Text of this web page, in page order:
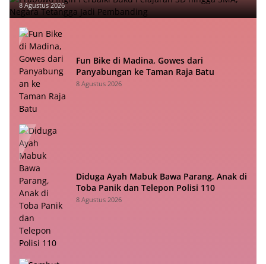
8 Agustus 2026
Fun Bike di Madina, Gowes dari
Panyabungan ke Taman Raja Batu
8 Agustus 2026
Diduga Ayah Mabuk Bawa Parang, Anak di
Toba Panik dan Telepon Polisi 110
8 Agustus 2026